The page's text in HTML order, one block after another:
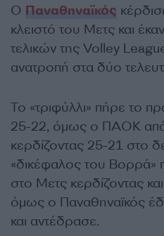
Ο Παναθηναϊκός
κλειστό του Μετς και
τελικών της Volley
ανατροπή στα δύο
Το «τριφύλλι» πήρε το
25-22, όμως ο ΠΑΟΚ
κερδίζοντας 25-21 στο
«δικέφαλος του Βορρά»
στο Μετς κερδίζοντας
όμως ο Παναθηναϊκός
και αντέδρασε.